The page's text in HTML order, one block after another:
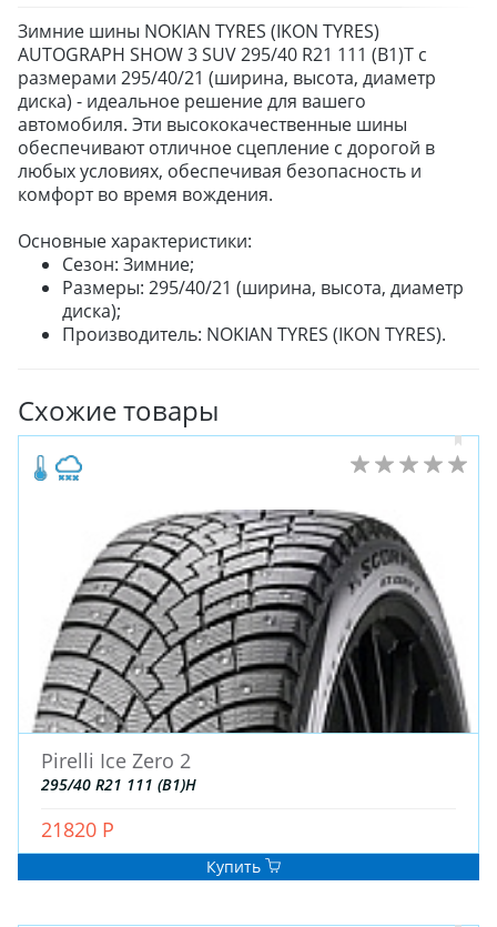
ЗИМНИЕ
ЛЕТНИЕ
ВСЕСЕЗОННЫЕ
ДЛЯ ГРУЗОВЫХ АВТО
Зимние шины NOKIAN TYRES (IKON TYRES)
AUTOGRAPH SHOW 3 SUV 295/40 R21 111 (B1)T с
размерами 295/40/21 (ширина, высота, диаметр
диска) - идеальное решение для вашего
автомобиля. Эти высококачественные шины
обеспечивают отличное сцепление с дорогой в
любых условиях, обеспечивая безопасность и
комфорт во время вождения.
Основные характеристики:
Сезон: Зимние;
Размеры: 295/40/21 (ширина, высота, диаметр
диска);
Производитель: NOKIAN TYRES (IKON TYRES).
Схожие товары
Pirelli Ice Zero 2
295/40 R21 111 (B1)H
21820 Р
Купить